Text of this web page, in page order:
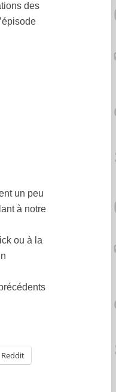
des
un peu
à notre
ou à la
Reddit